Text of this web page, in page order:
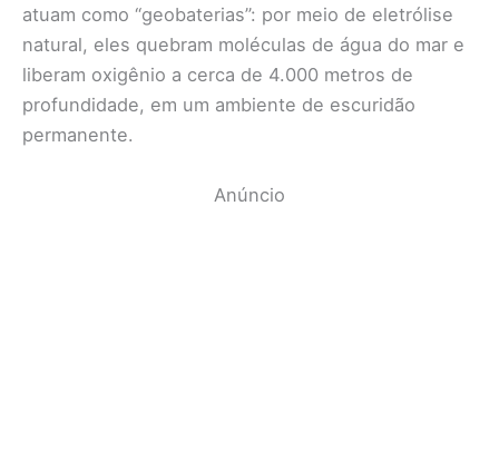
atuam como “geobaterias”: por meio de eletrólise
natural, eles quebram moléculas de água do mar e
liberam oxigênio a cerca de 4.000 metros de
profundidade, em um ambiente de escuridão
permanente.
Anúncio